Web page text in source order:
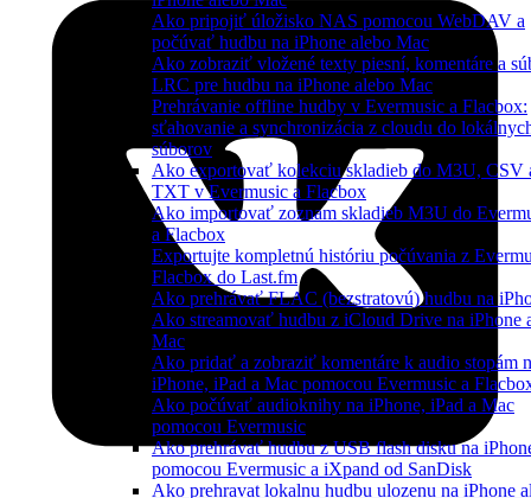
Ako pripojiť úložisko NAS pomocou WebDAV a
počúvať hudbu na iPhone alebo Mac
Ako zobraziť vložené texty piesní, komentáre a
LRC pre hudbu na iPhone alebo Mac
Prehrávanie offline hudby v Evermusic a Flacbox:
sťahovanie a synchronizácia z cloudu do
súborov
Ako exportovať kolekciu skladieb do M3U, CSV
TXT v Evermusic a Flacbox
Ako importovať zoznam skladieb M3U do
a Flacbox
Exportujte kompletnú históriu počúvania z
Flacbox do Last.fm
Ako prehrávať FLAC (bezstratovú) hudbu na
Ako streamovať hudbu z iCloud Drive na iPhone
Mac
Ako pridať a zobraziť komentáre k audio stopám
iPhone, iPad a Mac pomocou Evermusic a
Ako počúvať audioknihy na iPhone, iPad a Mac
pomocou Evermusic
Ako prehrávať hudbu z USB flash disku na
pomocou Evermusic a iXpand od SanDisk
Ako prehravat lokalnu hudbu ulozenu na iPhone